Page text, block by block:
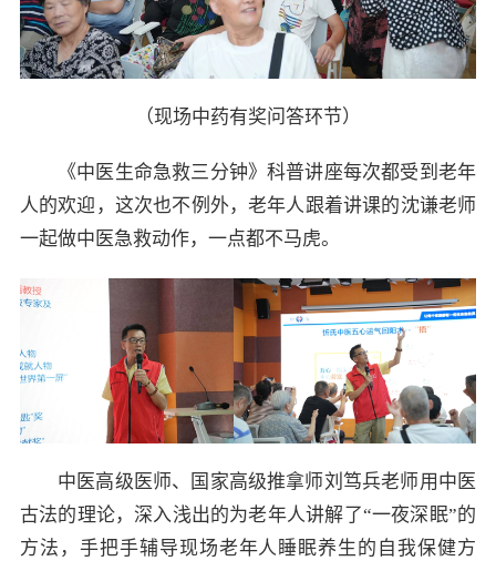
（现场中药有奖问答环节）
《中医生命急救三分钟》科普讲座每次都受到老年
人的欢迎，这次也不例外，老年人跟着讲课的沈谦老师
一起做中医急救动作，一点都不马虎。
中医高级医师、国家高级推拿师刘笃兵老师用中医
古法的理论，深入浅出的为老年人讲解了“一夜深眠”的
方法，手把手辅导现场老年人睡眠养生的自我保健方